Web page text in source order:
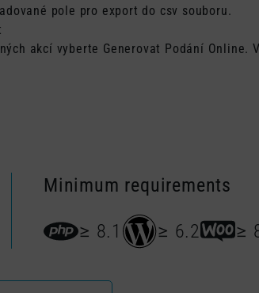
pole pro export do csv souboru.
akcí vyberte Generovat Podání Online.
Minimum requirements
≥ 8.1 ≥ 6.2 ≥